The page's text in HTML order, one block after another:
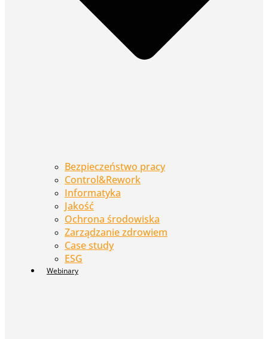
Bezpieczeństwo pracy
Control&Rework
Informatyka
Jakość
Ochrona środowiska
Zarządzanie zdrowiem
Case study
ESG
Webinary